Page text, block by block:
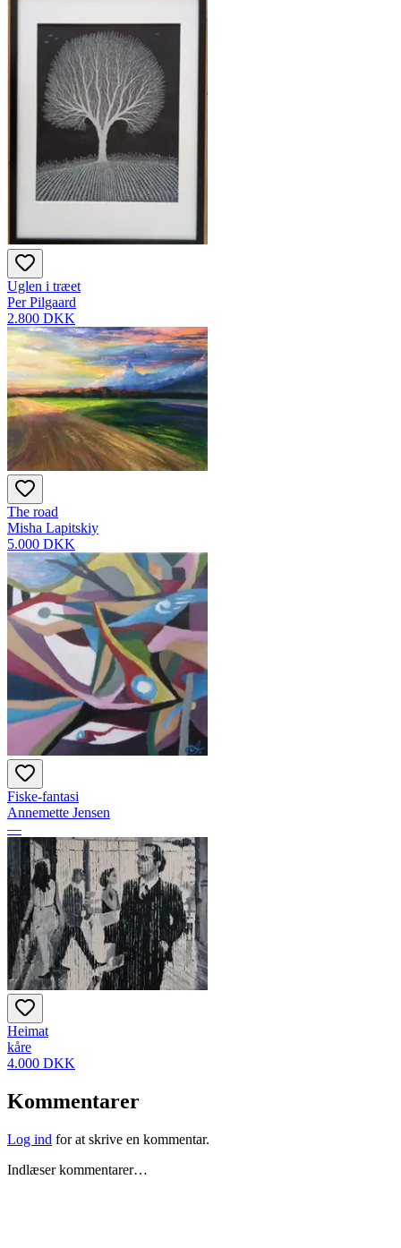
Uglen i træet
Per Pilgaard
2.800 DKK
The road
Misha Lapitskiy
5.000 DKK
Fiske-fantasi
Annemette Jensen
—
Heimat
kåre
4.000 DKK
Kommentarer
Log ind for at skrive en kommentar.
Indlæser kommentarer…